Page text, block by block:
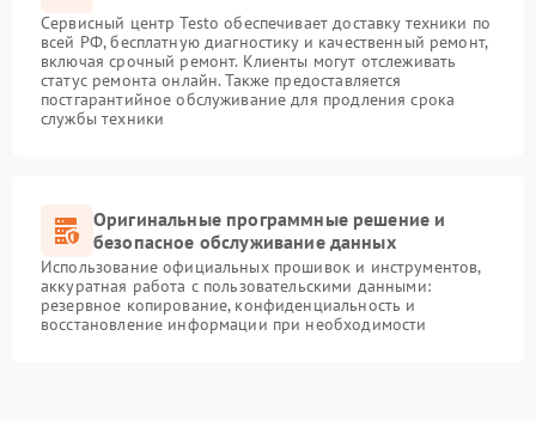
Сервисный центр Testo обеспечивает доставку техники по
всей РФ, бесплатную диагностику и качественный ремонт,
включая срочный ремонт. Клиенты могут отслеживать
статус ремонта онлайн. Также предоставляется
постгарантийное обслуживание для продления срока
службы техники
Оригинальные программные решение и
безопасное обслуживание данных
Использование официальных прошивок и инструментов,
аккуратная работа с пользовательскими данными:
резервное копирование, конфиденциальность и
восстановление информации при необходимости